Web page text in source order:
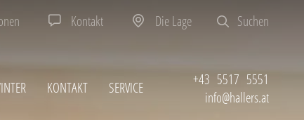
Kontakt Die Lage Suchen
KONTAKT SERVICE
+43 5517 5551
info@hallers.at